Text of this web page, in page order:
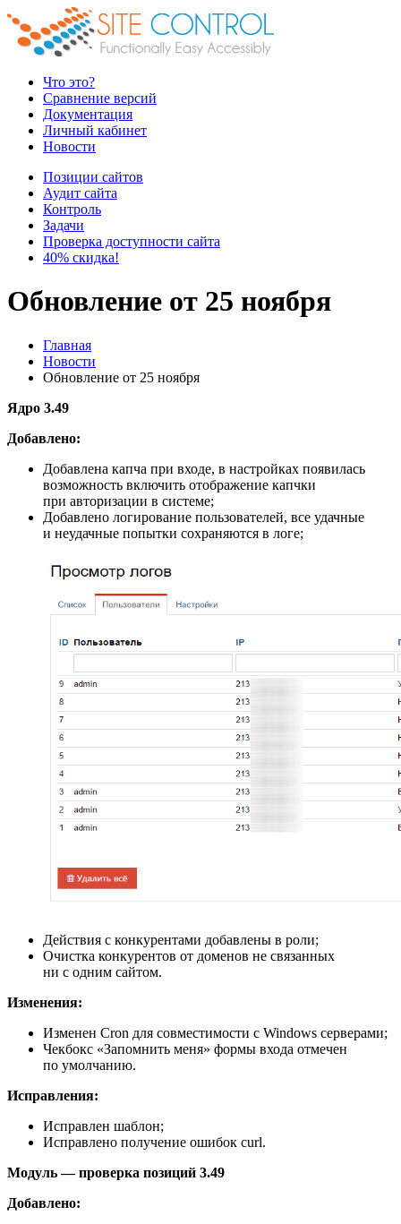
Что это?
Сравнение версий
Документация
Личный кабинет
Новости
Позиции сайтов
Аудит сайта
Контроль
Задачи
Проверка доступности сайта
40% скидка!
Обновление от 25 ноября
Главная
Новости
Обновление от 25 ноября
Ядро 3.49
Добавлено:
Добавлена капча при входе, в настройках появилась
возможность включить отображение капчки
при авторизации в системе;
Добавлено логирование пользователей, все удачные
и неудачные попытки сохраняются в логе;
Действия с конкурентами добавлены в роли;
Очистка конкурентов от доменов не связанных
ни с одним сайтом.
Изменения:
Изменен Cron для совместимости с Windows серверами;
Чекбокс «Запомнить меня» формы входа отмечен
по умолчанию.
Исправления:
Исправлен шаблон;
Исправлено получение ошибок curl.
Модуль — проверка позиций 3.49
Добавлено: